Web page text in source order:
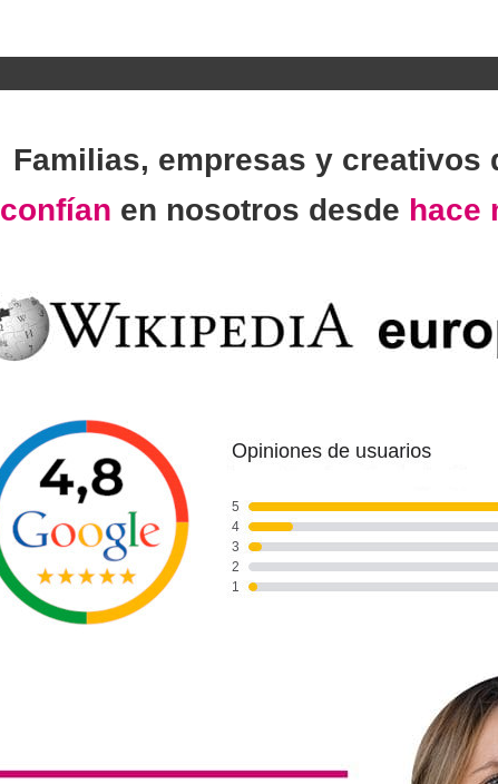
Familias, empresas y creativos
confían en nosotros desde hace